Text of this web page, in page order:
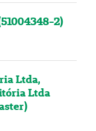
2)
Ltda,
Ltda